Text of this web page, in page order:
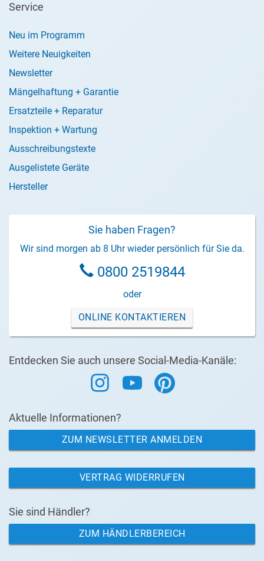
Service
Neu im Programm
Weitere Neuigkeiten
Newsletter
Mängelhaftung + Garantie
Ersatzteile + Reparatur
Inspektion + Wartung
Ausschreibungstexte
Ausgelistete Geräte
Hersteller
Sie haben Fragen?
Wir sind morgen ab 8 Uhr wieder persönlich für Sie da.
0800 2519844
oder
ONLINE KONTAKTIEREN
Entdecken Sie auch unsere Social-Media-Kanäle:
Aktuelle Informationen?
ZUM NEWSLETTER ANMELDEN
VERTRAG WIDERRUFEN
Sie sind Händler?
ZUM HÄNDLERBEREICH